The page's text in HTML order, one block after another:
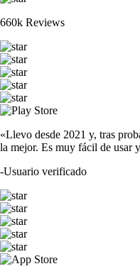
660k Reviews
«Llevo desde 2021 y, tras
la mejor. Es muy fácil de usar
-Usuario verificado